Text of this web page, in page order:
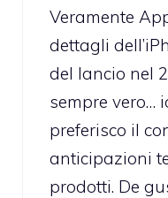
Veramente
dettagli
del lancio nel
sempre vero…
preferisco il
anticipazioni
prodotti. De